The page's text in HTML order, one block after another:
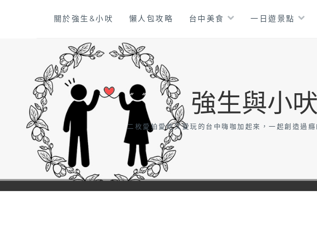
關於強生&小吠 懶人包攻略 台中美食 一日遊景點
強生與小
二枚愛拍愛吃又愛玩的台中嗨咖加起來，一起創造過